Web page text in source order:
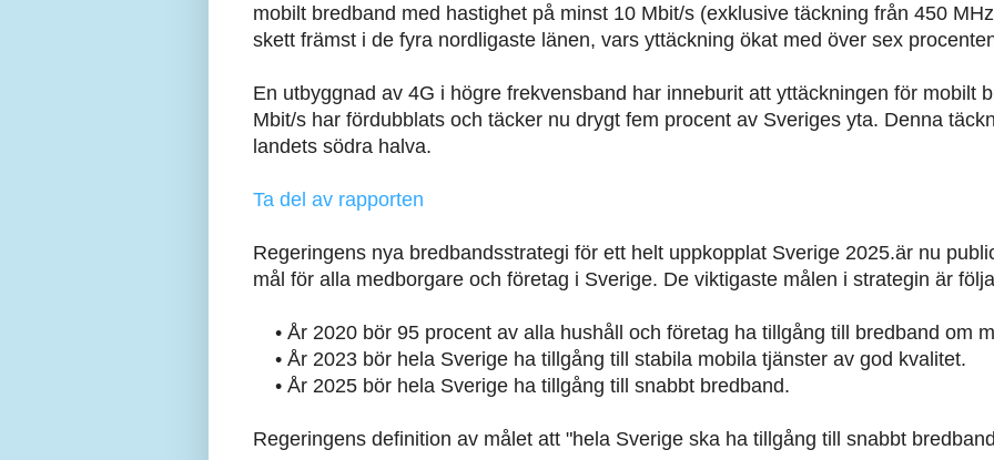
mobilt bredband med hastighet på minst 10 Mbit/s (exklusive täckning från 450
skett främst i de fyra nordligaste länen, vars yttäckning ökat med över sex
En utbyggnad av 4G i högre frekvensband har inneburit att yttäckningen för mobilt
Mbit/s har fördubblats och täcker nu drygt fem procent av Sveriges yta. Denna
landets södra halva.
Ta del av rapporten
Regeringens nya bredbandsstrategi för ett helt uppkopplat Sverige 2025.är nu
mål för alla medborgare och företag i Sverige. De viktigaste målen i strategin är
• År 2020 bör 95 procent av alla hushåll och företag ha tillgång till bredband om
• År 2023 bör hela Sverige ha tillgång till stabila mobila tjänster av god kvalitet.
• År 2025 bör hela Sverige ha tillgång till snabbt bredband.
Regeringens definition av målet att "hela Sverige ska ha tillgång till snabbt